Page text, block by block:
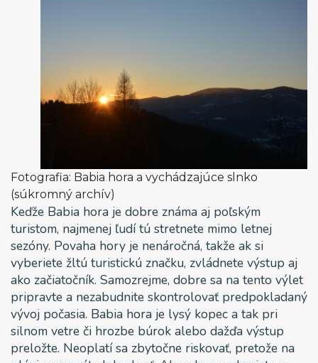
Fotografia: Babia hora a vychádzajúce slnko
(súkromný archív)
Keďže Babia hora je dobre známa aj poľským
turistom, najmenej ľudí tú stretnete mimo letnej
sezóny. Povaha hory je nenáročná, takže ak si
vyberiete žltú turistickú značku, zvládnete výstup aj
ako začiatočník. Samozrejme, dobre sa na tento výlet
pripravte a nezabudnite skontrolovať predpokladaný
vývoj počasia. Babia hora je lysý kopec a tak pri
silnom vetre či hrozbe búrok alebo dažďa výstup
preložte. Neoplatí sa zbytočne riskovať, pretože na